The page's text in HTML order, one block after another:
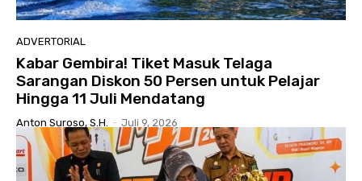
ADVERTORIAL
Kabar Gembira! Tiket Masuk Telaga
Sarangan Diskon 50 Persen untuk Pelajar
Hingga 11 Juli Mendatang
Anton Suroso, S.H. - Juli 9, 2026